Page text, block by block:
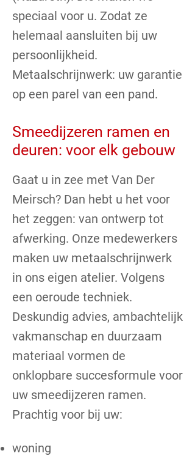
speciaal voor u. Zodat ze
helemaal aansluiten bij uw
persoonlijkheid.
Metaalschrijnwerk: uw garantie
op een parel van een pand.
Smeedijzeren ramen en
deuren: voor elk gebouw
Gaat u in zee met Van Der
Meirsch? Dan hebt u het voor
het zeggen: van ontwerp tot
afwerking. Onze medewerkers
maken uw metaalschrijnwerk
in ons eigen atelier. Volgens
een oeroude techniek.
Deskundig advies, ambachtelijk
vakmanschap en duurzaam
materiaal vormen de
onklopbare succesformule voor
uw smeedijzeren ramen.
Prachtig voor bij uw:
woning